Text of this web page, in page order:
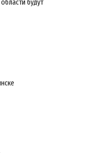
будут